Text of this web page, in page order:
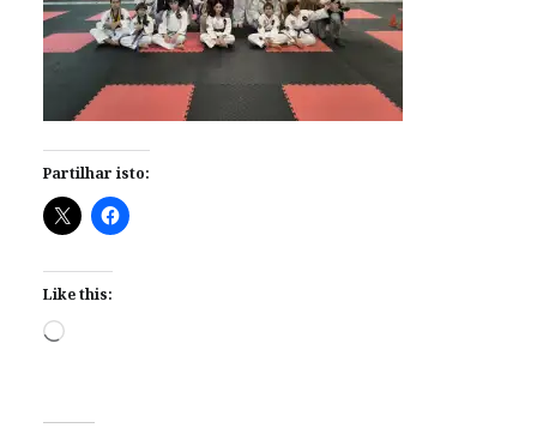
Partilhar isto:
Like this:
Loading…